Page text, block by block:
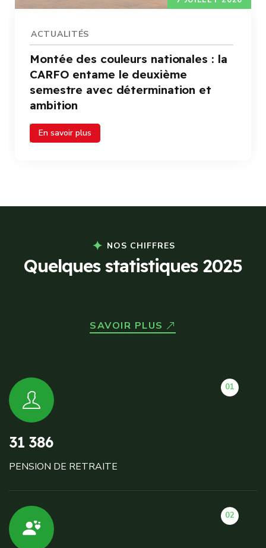
ACTUALITÉS
Montée des couleurs nationales : la
CARFO entame le deuxième
semestre avec détermination et
ambition
En savoir plus
NOS CHIFFRES
Quelques statistiques 2025
SAVOIR PLUS
01
31 386
PENSION DE RETRAITE
02